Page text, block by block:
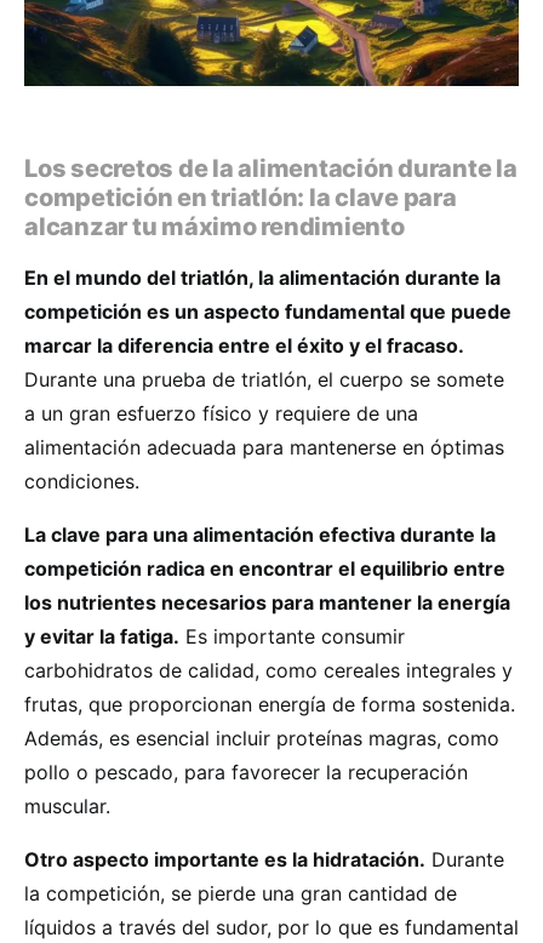
Los secretos de la alimentación durante la
competición en triatlón: la clave para
alcanzar tu máximo rendimiento
En el mundo del triatlón, la alimentación durante la
competición es un aspecto fundamental que puede
marcar la diferencia entre el éxito y el fracaso.
Durante una prueba de triatlón, el cuerpo se somete
a un gran esfuerzo físico y requiere de una
alimentación adecuada para mantenerse en óptimas
condiciones.
La clave para una alimentación efectiva durante la
competición radica en encontrar el equilibrio entre
los nutrientes necesarios para mantener la energía
y evitar la fatiga. Es importante consumir
carbohidratos de calidad, como cereales integrales y
frutas, que proporcionan energía de forma sostenida.
Además, es esencial incluir proteínas magras, como
pollo o pescado, para favorecer la recuperación
muscular.
Otro aspecto importante es la hidratación. Durante
la competición, se pierde una gran cantidad de
líquidos a través del sudor, por lo que es fundamental